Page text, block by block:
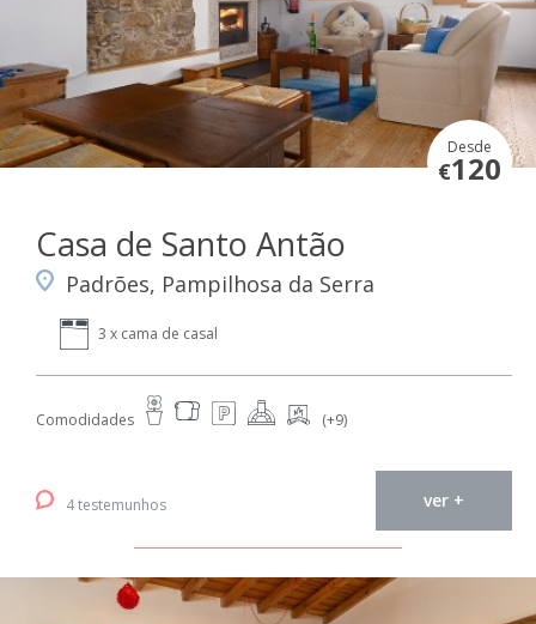
Desde
€120
Casa de Santo Antão
Padrões, Pampilhosa da Serra
3 x cama de casal
Comodidades (+9)
4 testemunhos ver +